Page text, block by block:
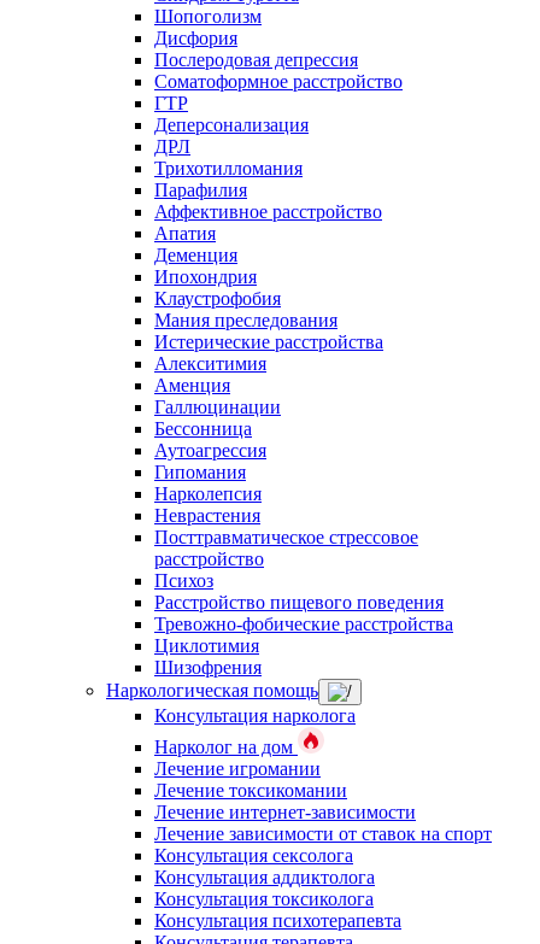
Шопоголизм
Дисфория
Послеродовая депрессия
Соматоформное расстройство
ГТР
Деперсонализация
ДРЛ
Трихотилломания
Парафилия
Аффективное расстройство
Апатия
Деменция
Ипохондрия
Клаустрофобия
Мания преследования
Истерические расстройства
Алекситимия
Аменция
Галлюцинации
Бессонница
Аутоагрессия
Гипомания
Нарколепсия
Неврастения
Посттравматическое стрессовое
расстройство
Психоз
Расстройство пищевого поведения
Тревожно-фобические расстройства
Циклотимия
Шизофрения
Наркологическая помощь
Консультация нарколога
Нарколог на дом
Лечение игромании
Лечение токсикомании
Лечение интернет-зависимости
Лечение зависимости от ставок на спорт
Консультация сексолога
Консультация аддиктолога
Консультация токсиколога
Консультация психотерапевта